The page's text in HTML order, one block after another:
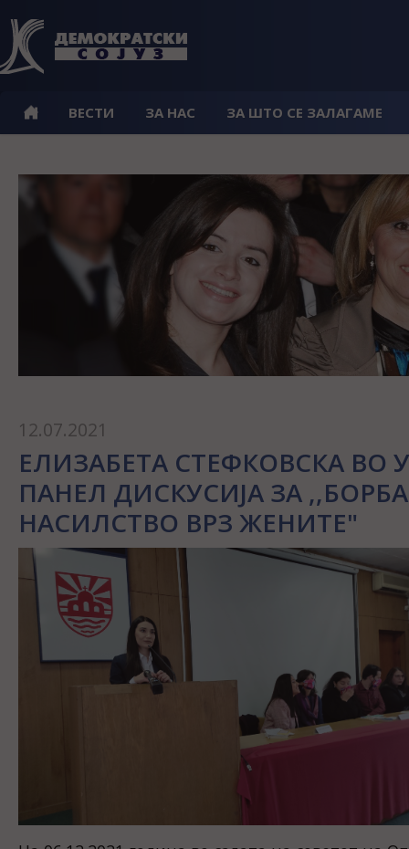
ВЕСТИ ЗА НАС ЗА ШТО СЕ ЗАЛАГАМЕ
12.07.2021
ЕЛИЗАБЕТА СТЕФКОВСКА ВО
ПАНЕЛ ДИСКУСИЈА ЗА
НАСИЛСТВО ВРЗ ЖЕНИТЕ"